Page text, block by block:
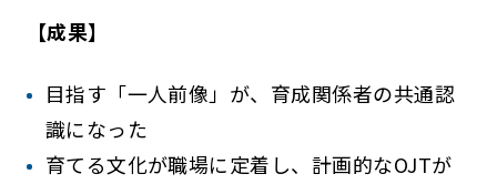
【成果】
目指す「一人前像」が、育成関係者の共通認
識になった
育てる文化が職場に定着し、計画的なOJTが